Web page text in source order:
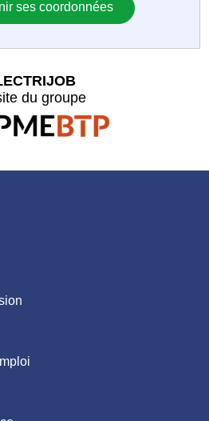
ses coordonnées
du groupe